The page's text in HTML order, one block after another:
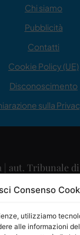
Consenso
utilizziamo
alle informazioni
Chi siamo
Pubblicità
Contatti
Cookie Policy (UE)
Disconoscimento
sulla
Tribunale di
29/09/2015